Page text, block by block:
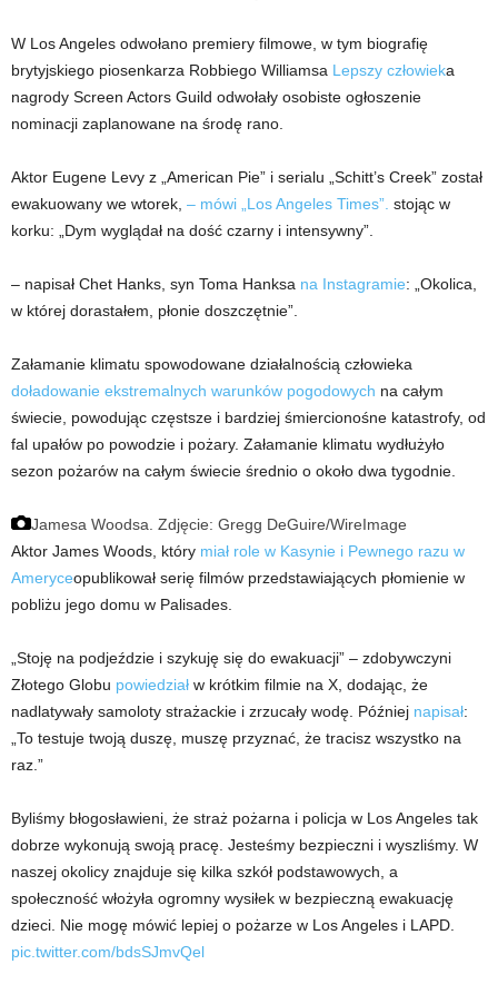
W Los Angeles odwołano premiery filmowe, w tym biografię
brytyjskiego piosenkarza Robbiego Williamsa Lepszy człowieka
nagrody Screen Actors Guild odwołały osobiste ogłoszenie
nominacji zaplanowane na środę rano.
Aktor Eugene Levy z „American Pie” i serialu „Schitt’s Creek” został
ewakuowany we wtorek, – mówi „Los Angeles Times”. stojąc w
korku: „Dym wyglądał na dość czarny i intensywny”.
– napisał Chet Hanks, syn Toma Hanksa na Instagramie: „Okolica,
w której dorastałem, płonie doszczętnie”.
Załamanie klimatu spowodowane działalnością człowieka
doładowanie ekstremalnych warunków pogodowych na całym
świecie, powodując częstsze i bardziej śmiercionośne katastrofy, od
fal upałów po powodzie i pożary. Załamanie klimatu wydłużyło
sezon pożarów na całym świecie średnio o około dwa tygodnie.
Jamesa Woodsa. Zdjęcie: Gregg DeGuire/WireImage
Aktor James Woods, który miał role w Kasynie i Pewnego razu w
Ameryceopublikował serię filmów przedstawiających płomienie w
pobliżu jego domu w Palisades.
„Stoję na podjeździe i szykuję się do ewakuacji” – zdobywczyni
Złotego Globu powiedział w krótkim filmie na X, dodając, że
nadlatywały samoloty strażackie i zrzucały wodę. Później napisał:
„To testuje twoją duszę, muszę przyznać, że tracisz wszystko na
raz.”
Byliśmy błogosławieni, że straż pożarna i policja w Los Angeles tak
dobrze wykonują swoją pracę. Jesteśmy bezpieczni i wyszliśmy. W
naszej okolicy znajduje się kilka szkół podstawowych, a
społeczność włożyła ogromny wysiłek w bezpieczną ewakuację
dzieci. Nie mogę mówić lepiej o pożarze w Los Angeles i LAPD.
pic.twitter.com/bdsSJmvQel